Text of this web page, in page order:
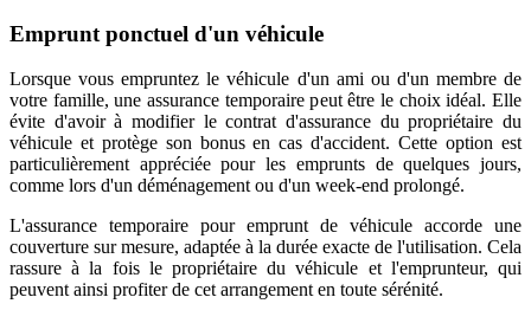
Emprunt ponctuel d'un véhicule
Lorsque vous empruntez le véhicule d'un ami ou d'un membre de
votre famille, une assurance temporaire peut être le choix idéal. Elle
évite d'avoir à modifier le contrat d'assurance du propriétaire du
véhicule et protège son bonus en cas d'accident. Cette option est
particulièrement appréciée pour les emprunts de quelques jours,
comme lors d'un déménagement ou d'un week-end prolongé.
L'assurance temporaire pour emprunt de véhicule accorde une
couverture sur mesure, adaptée à la durée exacte de l'utilisation. Cela
rassure à la fois le propriétaire du véhicule et l'emprunteur, qui
peuvent ainsi profiter de cet arrangement en toute sérénité.